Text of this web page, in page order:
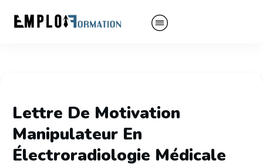
Lettre De Motivation
Manipulateur En
Électroradiologie Médicale